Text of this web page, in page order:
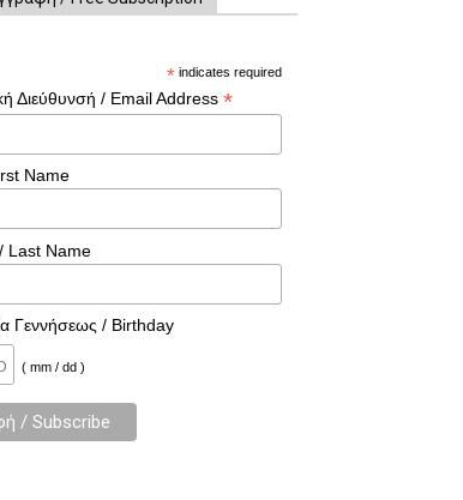
* indicates required
Διεύθυνσή / Email Address *
Name
Last Name
Γεννήσεως / Birthday
( mm / dd )